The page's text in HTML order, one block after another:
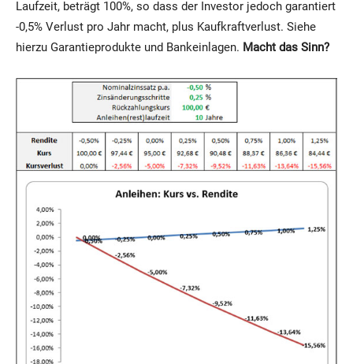
Laufzeit, beträgt 100%, so dass der Investor jedoch garantiert
-0,5% Verlust pro Jahr macht, plus Kaufkraftverlust. Siehe
hierzu Garantieprodukte und Bankeinlagen. Macht das Sinn?